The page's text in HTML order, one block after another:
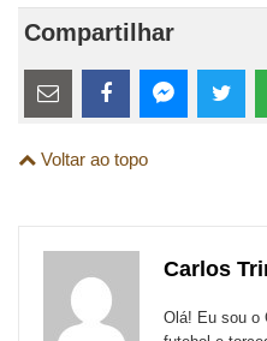
Compartilhar
Estes
links
são
esta
Email
esta
FacebookMessenger
Voltar ao topo
Carlos
Olá! Eu sou o